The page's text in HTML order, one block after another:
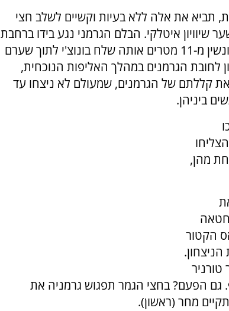
תביא את אלה ללא בעיות וקשיים לשלב חצי
בדקה ה-77, הביאה לשער שיוויון איטלקי. הבלם הגרמני נגע בידו ברחבת
נבחרתו, ולשופט לא נותר אלא לשרוק על בעיטת עונשין מ-11 מטרים אותה שלח בונוצ'י לתוך שערם
זה השער הראשון לחובת הגרמנים במהלך האליפות הנוכחית,
קללתם של הגרמנים, שמעולם לא ניצחו עד
ביניהן.
מהן,
החטאה
הקטור
הפעם? בחצי הגמר תפגוש גרמניה את
מחר (ראשון).